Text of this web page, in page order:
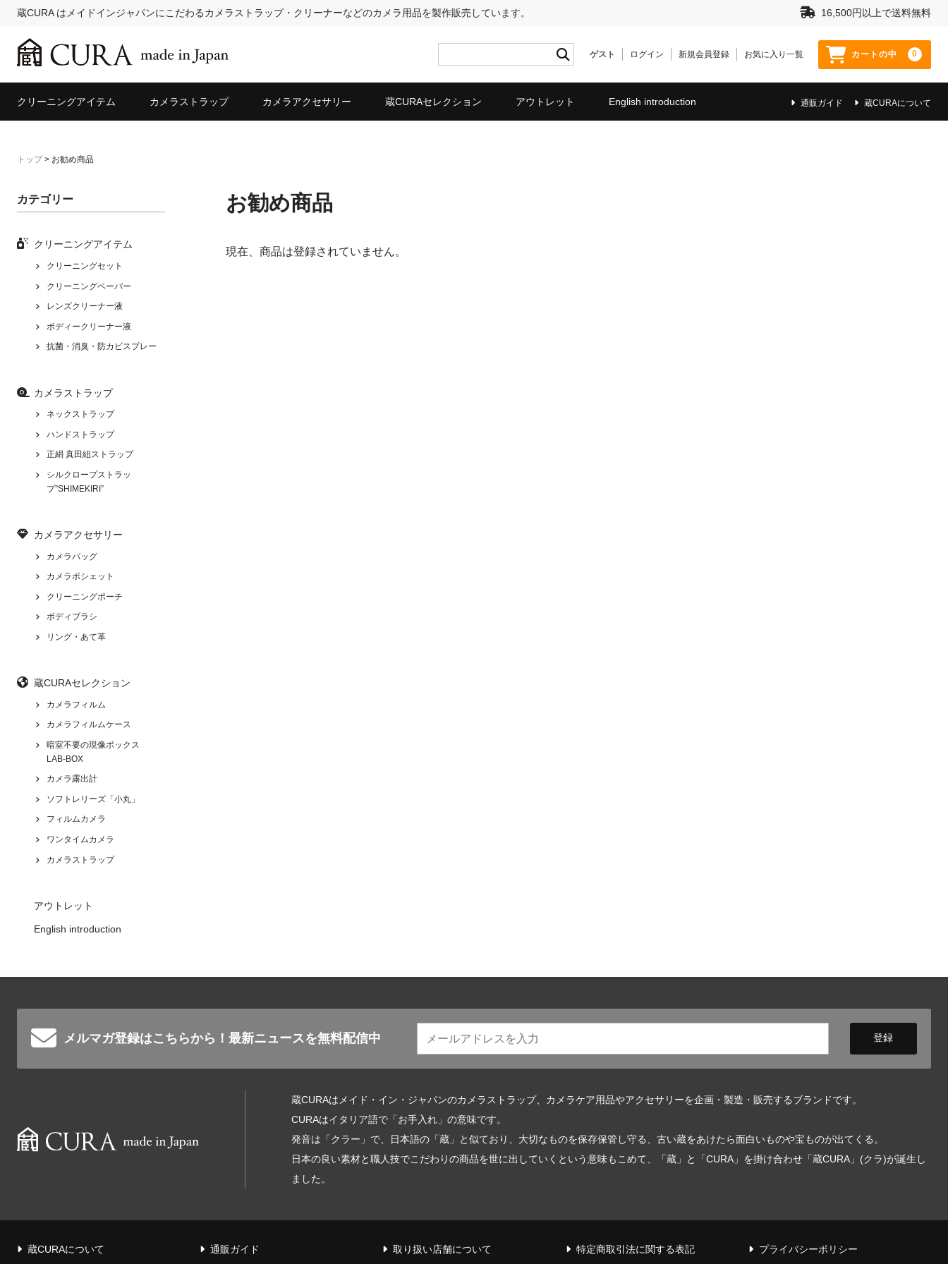
蔵CURA はメイドインジャパンにこだわるカメラストラップ・クリーナーなどのカメラ用品を製作販売しています。 16,500円以上で送料無料
ゲスト ログイン 新規会員登録 お気に入り一覧 カートの中 0
通販ガイド 蔵CURAについて
クリーニングアイテム カメラストラップ カメラアクセサリー 蔵CURAセレクション アウトレット English introduction
トップ> お勧め商品
カテゴリー
クリーニングアイテム
クリーニングセット
クリーニングペーパー
レンズクリーナー液
ボディークリーナー液
抗菌・消臭・防カビスプレー
カメラストラップ
ネックストラップ
ハンドストラップ
正絹 真田紐ストラップ
シルクロープストラッ
プ”SHIMEKIRI”
カメラアクセサリー
カメラバッグ
カメラポシェット
クリーニングポーチ
ボディブラシ
リング・あて革
蔵CURAセレクション
カメラフィルム
カメラフィルムケース
暗室不要の現像ボックス
LAB-BOX
カメラ露出計
ソフトレリーズ「小丸」
フィルムカメラ
ワンタイムカメラ
カメラストラップ
アウトレット
English introduction
お勧め商品
現在、商品は登録されていません。
メルマガ登録はこちらから！ 最新ニュースを無料配信中
蔵CURAはメイド・イン・ジャパンのカメラストラップ、カメラケア用品やアクセサリーを企画・製造・販売するブランドです。
CURAはイタリア語で「お手入れ」の意味です。
発音は「クラー」で、日本語の「蔵」と似ており、大切なものを保存保管し守る、古い蔵をあけたら面白いものや宝ものが出てくる。
日本の良い素材と職人技でこだわりの商品を世に出していくという意味もこめて、「蔵」と「CURA」を掛け合わせ「蔵CURA」(クラ)が誕生し
ました。
蔵CURAについて 通販ガイド 取り扱い店舗について 特定商取引法に関する表記 プライバシーポリシー